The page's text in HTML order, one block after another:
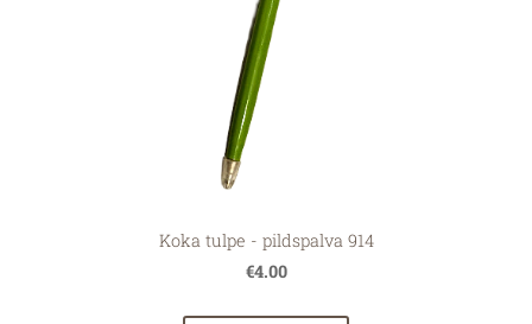
Koka tulpe - pildspalva 914
€4.00